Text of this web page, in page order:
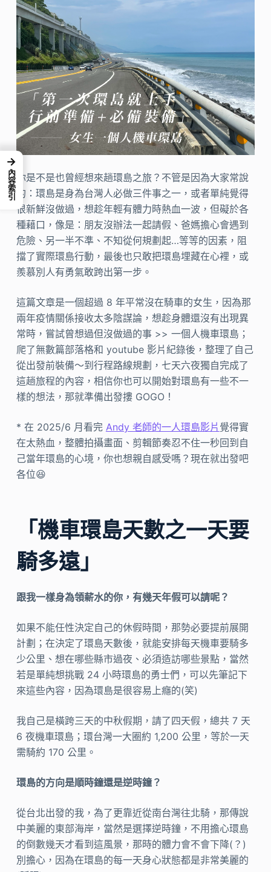
你是不是也曾經想來趟環島之旅？不管是因為大家常說
的：環島是身為台灣人必做三件事之一，或者單純覺得
很新鮮沒做過，想趁年輕有體力時熱血一波，但礙於各
種藉口，像是：朋友沒辦法一起請假、爸媽擔心會遇到
危險、另一半不準、不知從何規劃起…等等的因素，阻
擋了實際環島行動，最後也只敢把環島埋藏在心裡，或
羨慕別人有勇氣敢跨出第一步。
這篇文章是一個超過 8 年平常沒在騎車的女生，因為那
兩年疫情關係接收太多陰謀論，想趁身體還沒有出現異
常時，嘗試曾想過但沒做過的事 >> 一個人機車環島；
爬了無數篇部落格和 youtube 影片紀錄後，整理了自己
從出發前裝備～到行程路線規劃，七天六夜獨自完成了
這趟旅程的內容，相信你也可以開始對環島有一些不一
樣的想法，那就準備出發摟 GOGO！
* 在 2025/6 月看完 Andy 老師的一人環島影片 覺得實
在太熱血，整體拍攝畫面、剪輯節奏忍不住一秒回到自
己當年環島的心境，你也想親自感受嗎？現在就出發吧
各位😆
「機車環島天數之一天要
騎多遠」
跟我一樣身為領薪水的你，有幾天年假可以請呢？
如果不能任性決定自己的休假時間，那勢必要提前展開
計劃；在決定了環島天數後，就能安排每天機車要騎多
少公里、想在哪些縣市過夜、必須造訪哪些景點，當然
若是單純想挑戰 24 小時環島的勇士們，可以先筆記下
來這些內容，因為環島是很容易上癮的(笑)
我自己是橫跨三天的中秋假期，請了四天假，總共 7 天
6 夜機車環島；環台灣一大圈約 1,200 公里，等於一天
需騎約 170 公里。
環島的方向是順時鐘還是逆時鐘？
從台北出發的我，為了更靠近從南台灣往北騎，那傳說
中美麗的東部海岸，當然是選擇逆時鐘，不用擔心環島
的倒數幾天才看到這風景，那時的體力會不會下降(？)
別擔心，因為在環島的每一天身心狀態都是非常美麗的
→
內容索引